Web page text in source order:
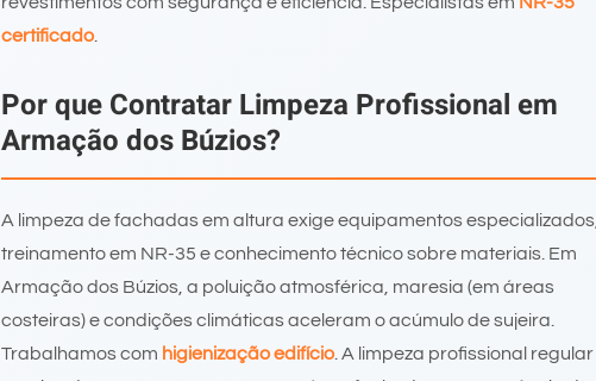
certificado.
Por que Contratar Limpeza Profissional em
Armação dos Búzios?
A limpeza de fachadas em altura exige equipamentos especializados,
treinamento em NR-35 e conhecimento técnico sobre materiais. Em
Armação dos Búzios, a poluição atmosférica, maresia (em áreas
costeiras) e condições climáticas aceleram o acúmulo de sujeira.
Trabalhamos com higienização edifício . A limpeza profissional regular